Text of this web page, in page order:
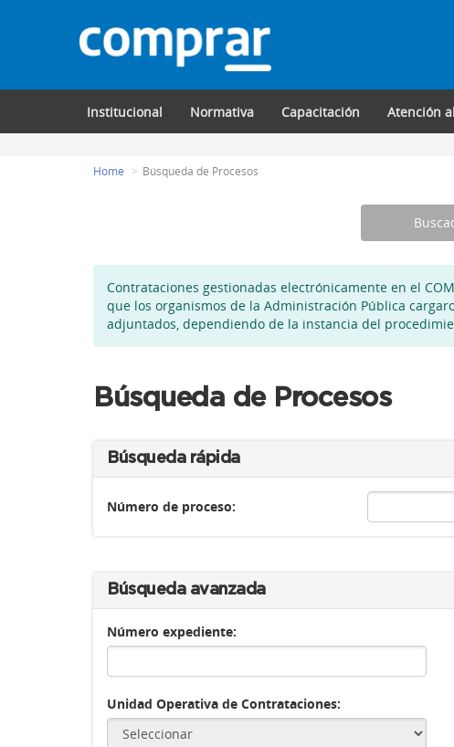
Institucional Normativa Capacitación Atención
Home Búsqueda de Procesos
Contrataciones gestionadas electrónicamente en el
que los organismos de la Administración Pública
adjuntados, dependiendo de la instancia del
Búsqueda de Procesos
Búsqueda rápida
Número de proceso:
Búsqueda avanzada
Número expediente:
Unidad Operativa de Contrataciones: